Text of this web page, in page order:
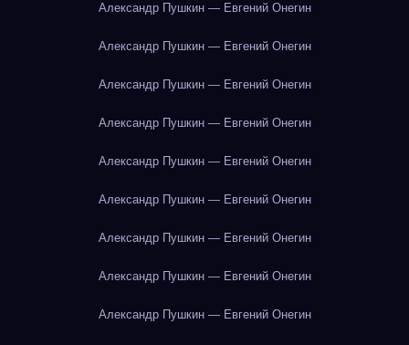
Александр Пушкин — Евгений Онегин
Александр Пушкин — Евгений Онегин
Александр Пушкин — Евгений Онегин
Александр Пушкин — Евгений Онегин
Александр Пушкин — Евгений Онегин
Александр Пушкин — Евгений Онегин
Александр Пушкин — Евгений Онегин
Александр Пушкин — Евгений Онегин
Александр Пушкин — Евгений Онегин